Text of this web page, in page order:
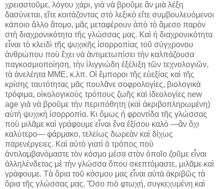
χρειαστοῦμε, λόγου χάρι, γιὰ νὰ βροῦμε ἂν μιὰ λέξη
δασύνεται, εἴτε κοιτάζοντας στὸ λεξικὸ εἴτε συμβουλευόμενοι
κάποιο ἄλλο ἄτομο, μᾶς μεταφέρουν ἀπὸ τὸ ἄμεσο παρὸν
στὴ διαχρονικότητα τῆς γλώσσας μας. Καὶ ἡ διαχρονικότητα
εἶναι τὸ κλειδὶ τῆς ψυχικῆς ἰσορροπίας τοῦ σύγχρονου
ἀνθρώπου ποὺ ἔχει νὰ ἀντιμετωπίσει τὴν καλπάζουσα
παγκοσμιοποίηση, τὴν ἰλιγγιώδη ἐξέλιξη τῶν τεχνολογιῶν,
τὰ ἀνελέητα ΜΜΕ, κ.λπ. Οἱ ἔμποροι τῆς εὐεξίας καὶ τῆς
κρίσης ταυτότητας μᾶς πουλᾶνε σοφρολογίες, βιολογικὰ
τρόφιμα, οἰκολογικοὺς τρόπους ζωῆς καὶ ἰδεολογίες new
age γιὰ νὰ βροῦμε τὴν περιπόθητη (καὶ ἀκριβοπληρωμένη)
αὐτὴ ψυχικὴ ἰσορροπία. Κι ὅμως ἡ φροντίδα τῆς γλώσσας
ποὺ μιλᾶμε καὶ γράφουμε εἶναι ἕνα ἐξίσου καλὸ —ἂν ὄχι
καλύτερο— φάρμακο, τελείως δωρεὰν καὶ δίχως
παρενέργειες. Καὶ αὐτὸ γιατὶ ὁ τρόπος ποὺ
ἀντιλαμβανόμαστε τὸν κόσμο μέσα στὸν ὁποῖο ζοῦμε εἶναι
ἀλληλένδετος μὲ τὴν γλώσσα ὅπου σκεπτόμαστε, μιλᾶμε καὶ
γράφουμε. Τὰ ὅρια τοῦ κόσμου μας εἶναι αὐτὰ ἀκριβῶς τὰ
ὅρια τῆς γλώσσας μας. Ὅσο πιὸ φτωχή, συγκεχυμένη καὶ